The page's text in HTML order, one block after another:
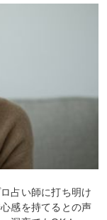
占い師に打ち明け
感を持てるとの声